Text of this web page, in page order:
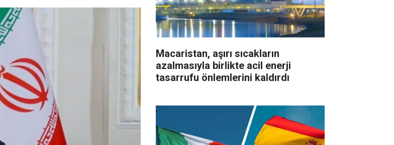
Macaristan, aşırı sıcakların
azalmasıyla birlikte acil enerji
tasarrufu önlemlerini kaldırdı